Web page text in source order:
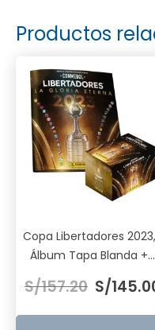
Productos
Copa Libertadores 2023,
Álbum Tapa Blanda +...
S/157.20 precio
original
S/